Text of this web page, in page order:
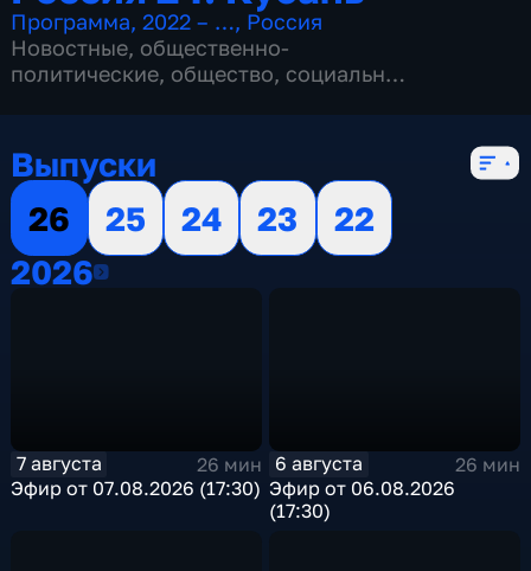
Программа,2022 – …, Россия
Новостные, общественно-
политические, общество, социально-
Выпуски
26
25 24 23
22
20262026
7 августа
26 мин
Эфир от 07.08.2026 (17:30)
6 августа
26 мин
Эфир от 06.08.2026
(17:30)